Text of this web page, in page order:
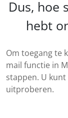
Dus, hoe
hebt
Om toegang te
mail functie in
stappen. U
uitproberen.